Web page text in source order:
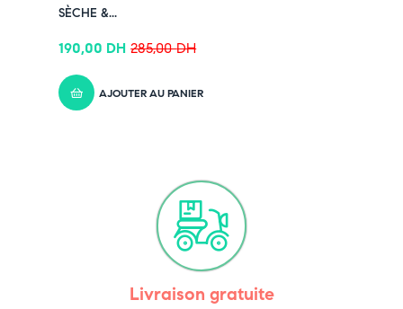
SÈCHE &...
285,00DH
190,00 DH
AJOUTER AU PANIER
Livraison gratuite